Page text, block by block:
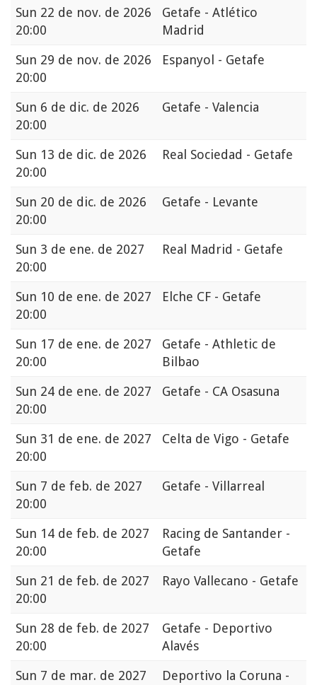
Sun 22 de nov. de 2026
20:00
Getafe - Atlético
Madrid
Sun 29 de nov. de 2026
20:00
Espanyol - Getafe
Sun 6 de dic. de 2026
20:00
Getafe - Valencia
Sun 13 de dic. de 2026
20:00
Real Sociedad - Getafe
Sun 20 de dic. de 2026
20:00
Getafe - Levante
Sun 3 de ene. de 2027
20:00
Real Madrid - Getafe
Sun 10 de ene. de 2027
20:00
Elche CF - Getafe
Sun 17 de ene. de 2027
20:00
Getafe - Athletic de
Bilbao
Sun 24 de ene. de 2027
20:00
Getafe - CA Osasuna
Sun 31 de ene. de 2027
20:00
Celta de Vigo - Getafe
Sun 7 de feb. de 2027
20:00
Getafe - Villarreal
Sun 14 de feb. de 2027
20:00
Racing de Santander -
Getafe
Sun 21 de feb. de 2027
20:00
Rayo Vallecano - Getafe
Sun 28 de feb. de 2027
20:00
Getafe - Deportivo
Alavés
Sun 7 de mar. de 2027
Deportivo la Coruna -